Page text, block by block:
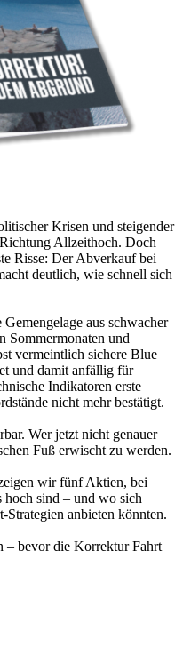
Krisen und steigender
Allzeithoch. Doch
Risse: Der Abverkauf bei
deutlich, wie schnell sich
aus schwacher
Sommermonaten und
vermeintlich sichere Blue
und damit anfällig für
Indikatoren erste
nicht mehr bestätigt.
Wer jetzt nicht genauer
Fuß erwischt zu werden.
wir fünf Aktien, bei
hoch sind – und wo sich
anbieten könnten.
– bevor die Korrektur Fahrt